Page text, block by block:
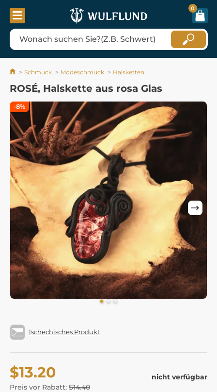
0
Schmuck Modeschmuck Halsketten
ROSÉ, Halskette aus rosa Glas
Tschechisches Produkt
$13.20
Preis vor Rabatt: $14.40
nicht verfügbar
-8%